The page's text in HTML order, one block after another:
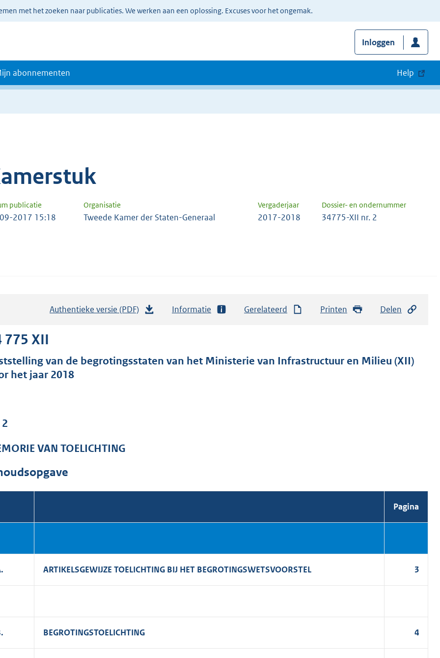
met het zoeken naar publicaties. We werken aan een oplossing. Excuses voor het ongemak.
Inloggen
abonnementen Help
publicatie Organisatie Vergaderjaar Dossier- en ondernummer
2017 15:18 Tweede Kamer der Staten-Generaal 2017-2018 34775-XII nr. 2
Authentieke versie (PDF)
a
1
M
b
Informatie Gerelateerd Printen Delen
775 XII
van de begrotingsstaten van het Ministerie van Infrastructuur en Milieu (XII)
het jaar 2018
2
VAN TOELICHTING
Pagina
ARTIKELSGEWIJZE TOELICHTING BIJ HET BEGROTINGSWETSVOORSTEL 3
BEGROTINGSTOELICHTING 4